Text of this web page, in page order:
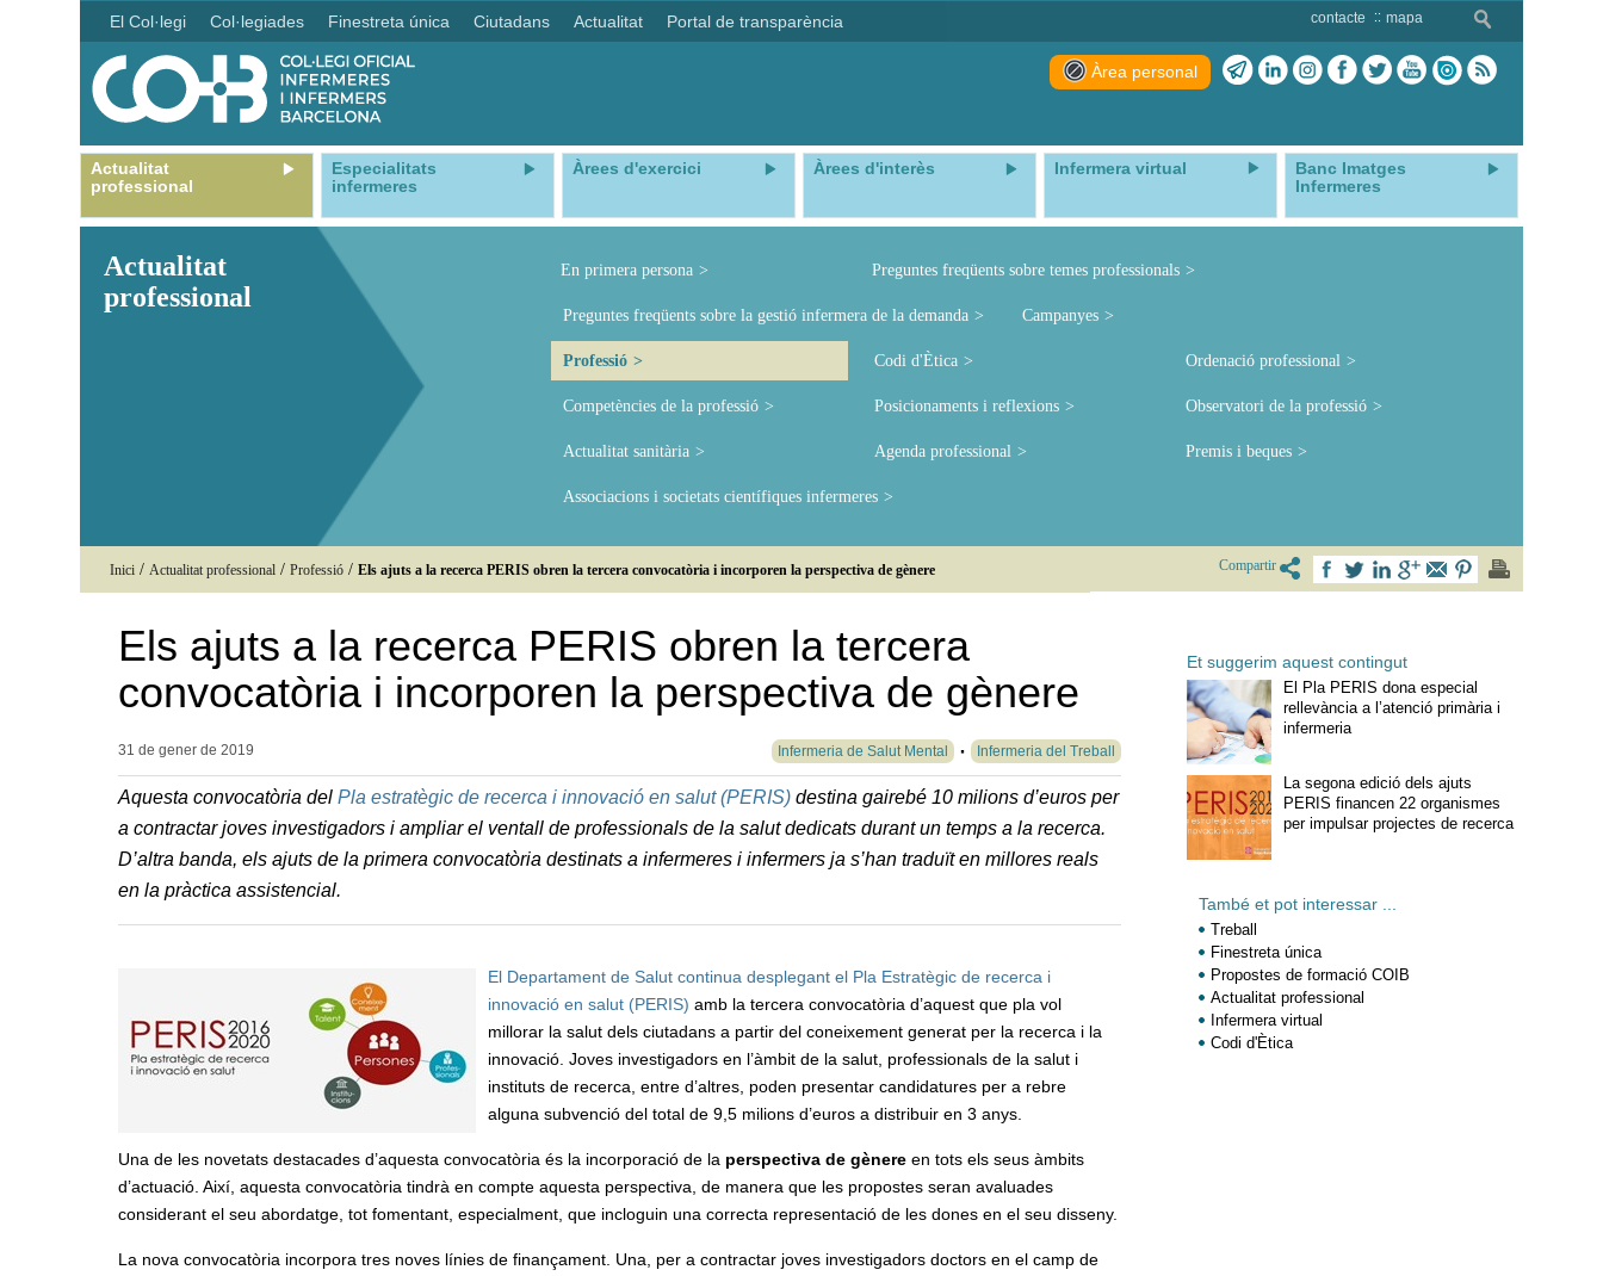
El Col·legi Col·legiades Finestreta única Ciutadans Actualitat Portal de transparència contacte mapa
Àrea personal
Actualitat
professional
Especialitats
infermeres
Àrees d'exercici Àrees d'interès Infermera virtual
Banc Imatges
Infermeres
Actualitat
professional
En primera persona Preguntes freqüents sobre temes professionals
Preguntes freqüents sobre la gestió infermera de la demanda Campanyes
Professió Codi d'Ètica Ordenació professional
Competències de la professió Posicionaments i reflexions Observatori de la professió
Actualitat sanitària Agenda professional Premis i beques
Associacions i societats científiques infermeres
Inici / Actualitat professional / Professió / Els ajuts a la recerca PERIS obren la tercera convocatòria i incorporen la perspectiva de gènere Compartir
Els ajuts a la recerca PERIS obren la tercera
convocatòria i incorporen la perspectiva de gènere
31 de gener de 2019 Infermeria de Salut Mental Infermeria del Treball
Aquesta convocatòria del Pla estratègic de recerca i innovació en salut (PERIS) destina gairebé 10 milions d’euros per
a contractar joves investigadors i ampliar el ventall de professionals de la salut dedicats durant un temps a la recerca.
D’altra banda, els ajuts de la primera convocatòria destinats a infermeres i infermers ja s’han traduït en millores reals
en la pràctica assistencial.
El Departament de Salut continua desplegant el Pla Estratègic de recerca i
innovació en salut (PERIS) amb la tercera convocatòria d’aquest que pla vol
millorar la salut dels ciutadans a partir del coneixement generat per la recerca i la
innovació. Joves investigadors en l’àmbit de la salut, professionals de la salut i
instituts de recerca, entre d’altres, poden presentar candidatures per a rebre
alguna subvenció del total de 9,5 milions d’euros a distribuir en 3 anys.
Una de les novetats destacades d’aquesta convocatòria és la incorporació de la perspectiva de gènere en tots els seus àmbits
d’actuació. Així, aquesta convocatòria tindrà en compte aquesta perspectiva, de manera que les propostes seran avaluades
considerant el seu abordatge, tot fomentant, especialment, que incloguin una correcta representació de les dones en el seu disseny.
La nova convocatòria incorpora tres noves línies de finançament. Una, per a contractar joves investigadors doctors en el camp de
Et suggerim aquest contingut
El Pla PERIS dona especial
rellevància a l’atenció primària i
infermeria
La segona edició dels ajuts
PERIS financen 22 organismes
per impulsar projectes de recerca
També et pot interessar ...
Treball
Finestreta única
Propostes de formació COIB
Actualitat professional
Infermera virtual
Codi d'Ètica